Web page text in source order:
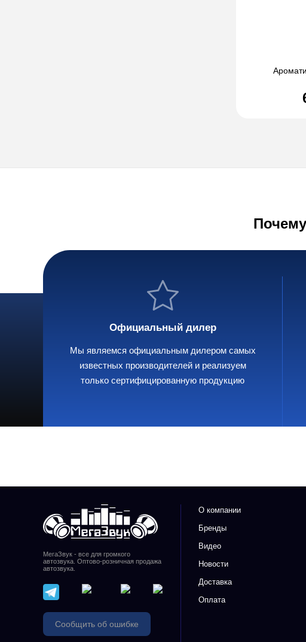
Официальный дилер
Мы являемся официальным дилером самых
известных производителей и реализуем
только сертифицированную продукцию
МегаЗвук - все для громкого
автозвука. Оптово-розничная продажа
автозвука.
Сообщить об ошибке
О компании
Бренды
Видео
Новости
Доставка
Оплата